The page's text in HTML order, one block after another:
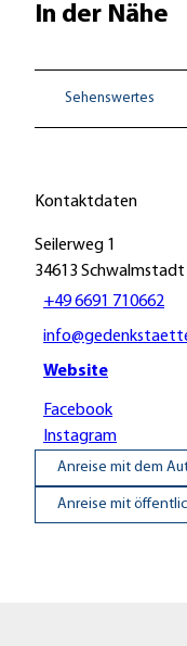
In der Nähe
Sehenswertes
Kontaktdaten
Seilerweg 1
34613 Schwalmstadt
+49 6691 710662
Website
Facebook
Instagram
Anreise mit dem
Anreise mit